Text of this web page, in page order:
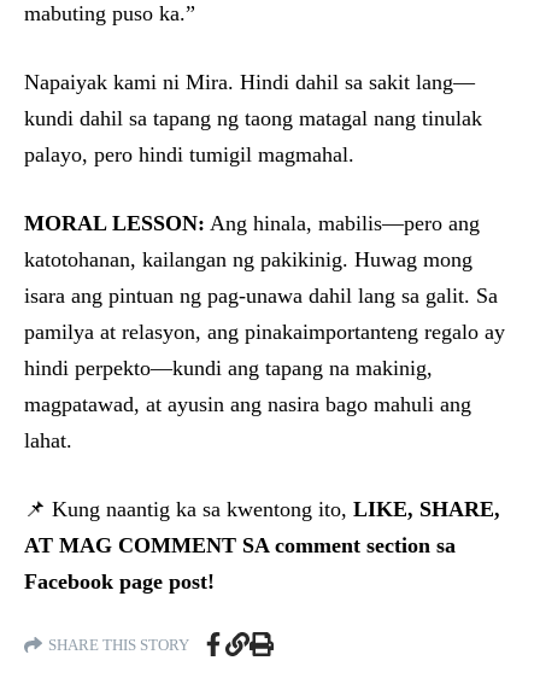
mabuting puso ka.”
Napaiyak kami ni Mira. Hindi dahil sa sakit lang—
kundi dahil sa tapang ng taong matagal nang tinulak
palayo, pero hindi tumigil magmahal.
MORAL LESSON: Ang hinala, mabilis—pero ang
katotohanan, kailangan ng pakikinig. Huwag mong
isara ang pintuan ng pag-unawa dahil lang sa galit. Sa
pamilya at relasyon, ang pinakaimportanteng regalo ay
hindi perpekto—kundi ang tapang na makinig,
magpatawad, at ayusin ang nasira bago mahuli ang
lahat.
📌 Kung naantig ka sa kwentong ito, LIKE, SHARE,
AT MAG COMMENT SA comment section sa
Facebook page post!
SHARE THIS STORY